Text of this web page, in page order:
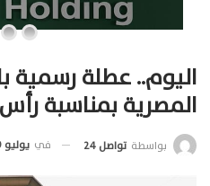
اليوم.. عطلة رسمية
المصرية بمناسبة
بواسطة تواصل 24 في يوليو 20, 2023